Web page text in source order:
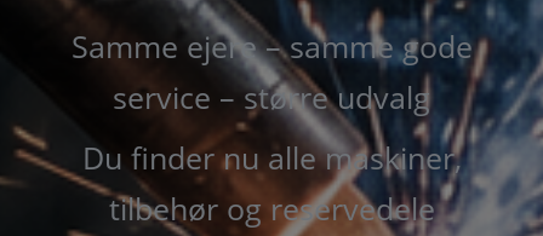
Samme ejere – samme gode
service – større udvalg
Du finder nu alle maskiner,
tilbehør og reservedele